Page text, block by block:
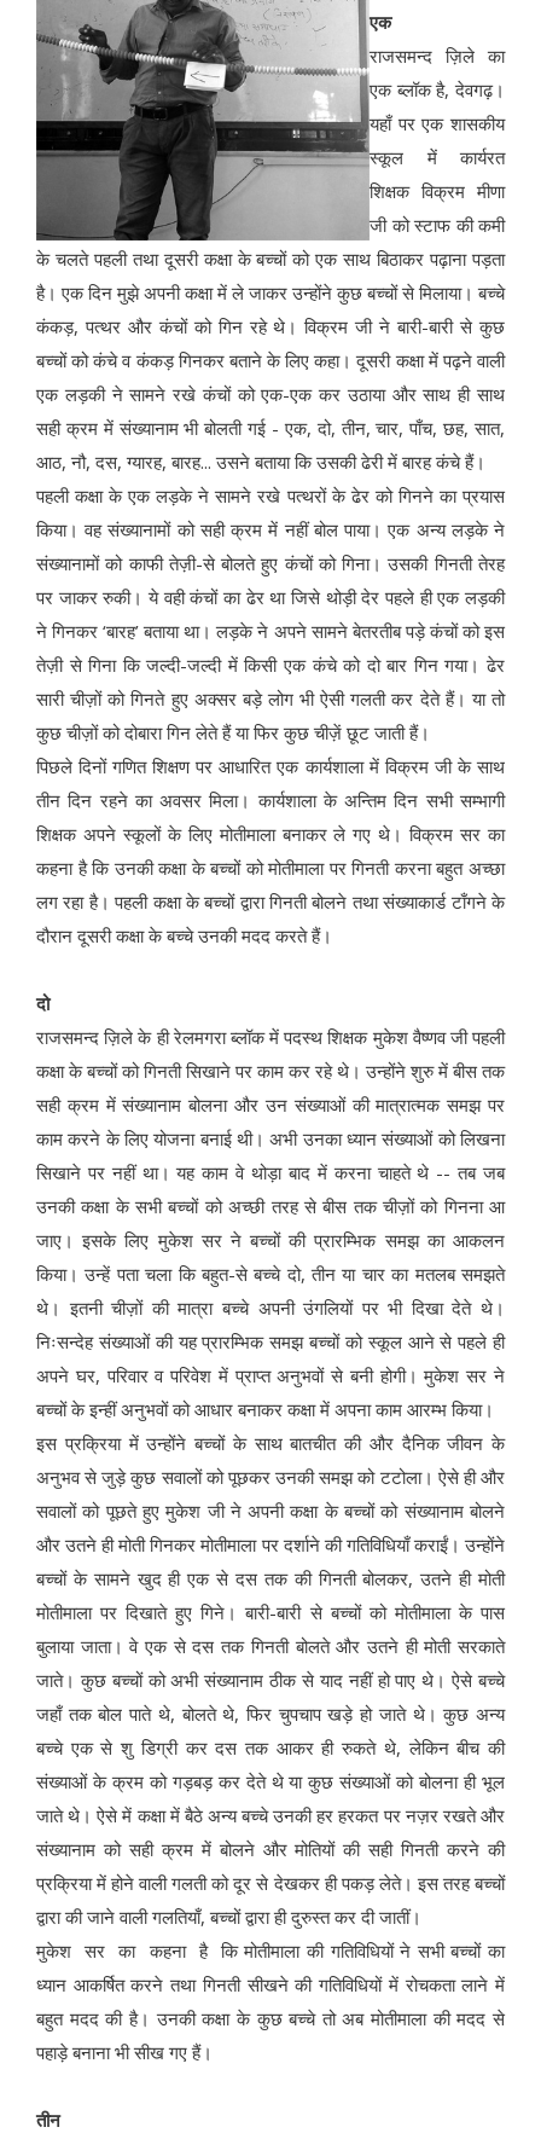
एक
राजसमन्द ज़िले का
एक ब्लॉक है, देवगढ़।
यहाँ पर एक शासकीय
स्कूल में कार्यरत
शिक्षक विक्रम मीणा
जी को स्टाफ की कमी
के चलते पहली तथा दूसरी कक्षा के बच्चों को एक साथ बिठाकर पढ़ाना पड़ता
है। एक दिन मुझे अपनी कक्षा में ले जाकर उन्होंने कुछ बच्चों से मिलाया। बच्चे
कंकड़, पत्थर और कंचों को गिन रहे थे। विक्रम जी ने बारी-बारी से कुछ
बच्चों को कंचे व कंकड़ गिनकर बताने के लिए कहा। दूसरी कक्षा में पढ़ने वाली
एक लड़की ने सामने रखे कंचों को एक-एक कर उठाया और साथ ही साथ
सही क्रम में संख्यानाम भी बोलती गई - एक, दो, तीन, चार, पाँच, छह, सात,
आठ, नौ, दस, ग्यारह, बारह... उसने बताया कि उसकी ढेरी में बारह कंचे हैं।
पहली कक्षा के एक लड़के ने सामने रखे पत्थरों के ढेर को गिनने का प्रयास
किया। वह संख्यानामों को सही क्रम में नहीं बोल पाया। एक अन्य लड़के ने
संख्यानामों को काफी तेज़ी-से बोलते हुए कंचों को गिना। उसकी गिनती तेरह
पर जाकर रुकी। ये वही कंचों का ढेर था जिसे थोड़ी देर पहले ही एक लड़की
ने गिनकर ‘बारह’ बताया था। लड़के ने अपने सामने बेतरतीब पड़े कंचों को इस
तेज़ी से गिना कि जल्दी-जल्दी में किसी एक कंचे को दो बार गिन गया। ढेर
सारी चीज़ों को गिनते हुए अक्सर बड़े लोग भी ऐसी गलती कर देते हैं। या तो
कुछ चीज़ों को दोबारा गिन लेते हैं या फिर कुछ चीज़ें छूट जाती हैं।
पिछले दिनों गणित शिक्षण पर आधारित एक कार्यशाला में विक्रम जी के साथ
तीन दिन रहने का अवसर मिला। कार्यशाला के अन्तिम दिन सभी सम्भागी
शिक्षक अपने स्कूलों के लिए मोतीमाला बनाकर ले गए थे। विक्रम सर का
कहना है कि उनकी कक्षा के बच्चों को मोतीमाला पर गिनती करना बहुत अच्छा
लग रहा है। पहली कक्षा के बच्चों द्वारा गिनती बोलने तथा संख्याकार्ड टाँगने के
दौरान दूसरी कक्षा के बच्चे उनकी मदद करते हैं।
दो
राजसमन्द ज़िले के ही रेलमगरा ब्लॉक में पदस्थ शिक्षक मुकेश वैष्णव जी पहली
कक्षा के बच्चों को गिनती सिखाने पर काम कर रहे थे। उन्होंने शुरु में बीस तक
सही क्रम में संख्यानाम बोलना और उन संख्याओं की मात्रात्मक समझ पर
काम करने के लिए योजना बनाई थी। अभी उनका ध्यान संख्याओं को लिखना
सिखाने पर नहीं था। यह काम वे थोड़ा बाद में करना चाहते थे -- तब जब
उनकी कक्षा के सभी बच्चों को अच्छी तरह से बीस तक चीज़ों को गिनना आ
जाए। इसके लिए मुकेश सर ने बच्चों की प्रारम्भिक समझ का आकलन
किया। उन्हें पता चला कि बहुत-से बच्चे दो, तीन या चार का मतलब समझते
थे। इतनी चीज़ों की मात्रा बच्चे अपनी उंगलियों पर भी दिखा देते थे।
निःसन्देह संख्याओं की यह प्रारम्भिक समझ बच्चों को स्कूल आने से पहले ही
अपने घर, परिवार व परिवेश में प्राप्त अनुभवों से बनी होगी। मुकेश सर ने
बच्चों के इन्हीं अनुभवों को आधार बनाकर कक्षा में अपना काम आरम्भ किया।
इस प्रक्रिया में उन्होंने बच्चों के साथ बातचीत की और दैनिक जीवन के
अनुभव से जुड़े कुछ सवालों को पूछकर उनकी समझ को टटोला। ऐसे ही और
सवालों को पूछते हुए मुकेश जी ने अपनी कक्षा के बच्चों को संख्यानाम बोलने
और उतने ही मोती गिनकर मोतीमाला पर दर्शाने की गतिविधियाँ कराईं। उन्होंने
बच्चों के सामने खुद ही एक से दस तक की गिनती बोलकर, उतने ही मोती
मोतीमाला पर दिखाते हुए गिने। बारी-बारी से बच्चों को मोतीमाला के पास
बुलाया जाता। वे एक से दस तक गिनती बोलते और उतने ही मोती सरकाते
जाते। कुछ बच्चों को अभी संख्यानाम ठीक से याद नहीं हो पाए थे। ऐसे बच्चे
जहाँ तक बोल पाते थे, बोलते थे, फिर चुपचाप खड़े हो जाते थे। कुछ अन्य
बच्चे एक से शु डिग्री कर दस तक आकर ही रुकते थे, लेकिन बीच की
संख्याओं के क्रम को गड़बड़ कर देते थे या कुछ संख्याओं को बोलना ही भूल
जाते थे। ऐसे में कक्षा में बैठे अन्य बच्चे उनकी हर हरकत पर नज़र रखते और
संख्यानाम को सही क्रम में बोलने और मोतियों की सही गिनती करने की
प्रक्रिया में होने वाली गलती को दूर से देखकर ही पकड़ लेते। इस तरह बच्चों
द्वारा की जाने वाली गलतियाँ, बच्चों द्वारा ही दुरुस्त कर दी जातीं।
मुकेश सर का कहना है कि मोतीमाला की गतिविधियों ने सभी बच्चों का
ध्यान आकर्षित करने तथा गिनती सीखने की गतिविधियों में रोचकता लाने में
बहुत मदद की है। उनकी कक्षा के कुछ बच्चे तो अब मोतीमाला की मदद से
पहाड़े बनाना भी सीख गए हैं।
तीन